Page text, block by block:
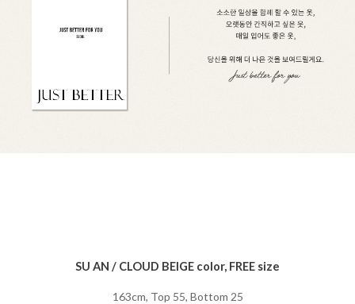
SU AN / CLOUD BEIGE color, FREE size
163cm, Top 55, Bottom 25